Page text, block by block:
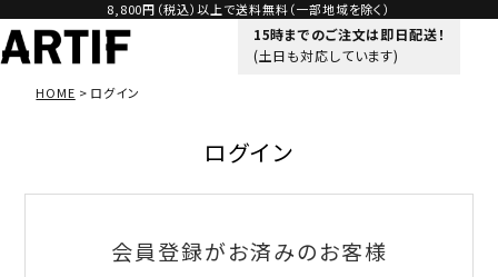
8,800円（税込）以上で送料無料（一部地域を除く）
15時までのご注文は即日配送！
(土日も対応しています)
HOME ログイン
ログイン
会員登録がお済みのお客様